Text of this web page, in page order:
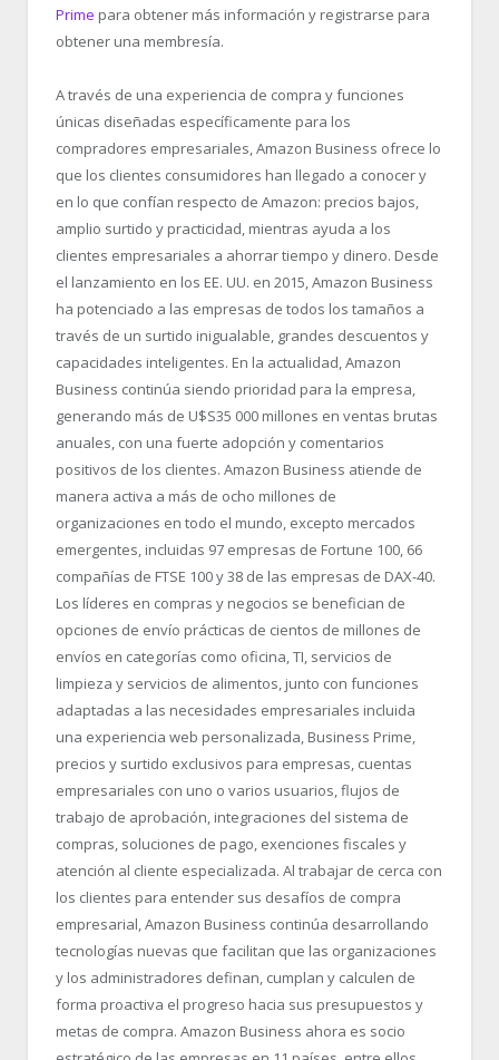
Prime para obtener más información y registrarse para
obtener una membresía.
A través de una experiencia de compra y funciones
únicas diseñadas específicamente para los
compradores empresariales, Amazon Business ofrece lo
que los clientes consumidores han llegado a conocer y
en lo que confían respecto de Amazon: precios bajos,
amplio surtido y practicidad, mientras ayuda a los
clientes empresariales a ahorrar tiempo y dinero. Desde
el lanzamiento en los EE. UU. en 2015, Amazon Business
ha potenciado a las empresas de todos los tamaños a
través de un surtido inigualable, grandes descuentos y
capacidades inteligentes. En la actualidad, Amazon
Business continúa siendo prioridad para la empresa,
generando más de U$S35 000 millones en ventas brutas
anuales, con una fuerte adopción y comentarios
positivos de los clientes. Amazon Business atiende de
manera activa a más de ocho millones de
organizaciones en todo el mundo, excepto mercados
emergentes, incluidas 97 empresas de Fortune 100, 66
compañías de FTSE 100 y 38 de las empresas de DAX-40.
Los líderes en compras y negocios se benefician de
opciones de envío prácticas de cientos de millones de
envíos en categorías como oficina, TI, servicios de
limpieza y servicios de alimentos, junto con funciones
adaptadas a las necesidades empresariales incluida
una experiencia web personalizada, Business Prime,
precios y surtido exclusivos para empresas, cuentas
empresariales con uno o varios usuarios, flujos de
trabajo de aprobación, integraciones del sistema de
compras, soluciones de pago, exenciones fiscales y
atención al cliente especializada. Al trabajar de cerca con
los clientes para entender sus desafíos de compra
empresarial, Amazon Business continúa desarrollando
tecnologías nuevas que facilitan que las organizaciones
y los administradores definan, cumplan y calculen de
forma proactiva el progreso hacia sus presupuestos y
metas de compra. Amazon Business ahora es socio